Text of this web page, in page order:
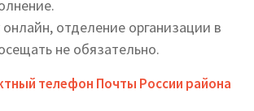
онлайн, отделение организации в
не обязательно.
телефон Почты России района